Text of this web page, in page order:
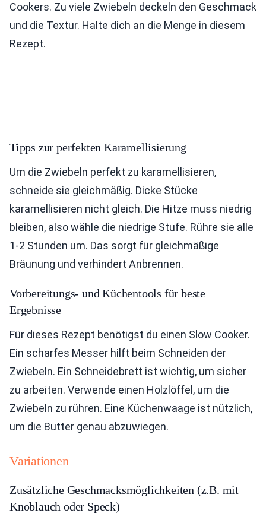
Cookers. Zu viele Zwiebeln deckeln den Geschmack
und die Textur. Halte dich an die Menge in diesem
Rezept.
Tipps zur perfekten Karamellisierung
Um die Zwiebeln perfekt zu karamellisieren,
schneide sie gleichmäßig. Dicke Stücke
karamellisieren nicht gleich. Die Hitze muss niedrig
bleiben, also wähle die niedrige Stufe. Rühre sie alle
1-2 Stunden um. Das sorgt für gleichmäßige
Bräunung und verhindert Anbrennen.
Vorbereitungs- und Küchentools für beste
Ergebnisse
Für dieses Rezept benötigst du einen Slow Cooker.
Ein scharfes Messer hilft beim Schneiden der
Zwiebeln. Ein Schneidebrett ist wichtig, um sicher
zu arbeiten. Verwende einen Holzlöffel, um die
Zwiebeln zu rühren. Eine Küchenwaage ist nützlich,
um die Butter genau abzuwiegen.
Variationen
Zusätzliche Geschmacksmöglichkeiten (z.B. mit
Knoblauch oder Speck)